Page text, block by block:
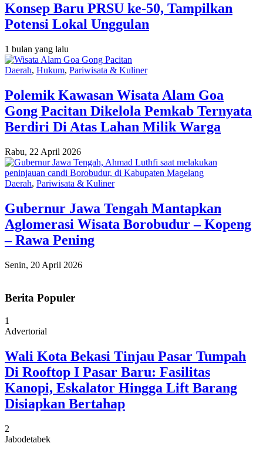
Konsep Baru PRSU ke-50, Tampilkan
Potensi Lokal Unggulan
1 bulan yang lalu
Daerah, Hukum, Pariwisata & Kuliner
Polemik Kawasan Wisata Alam Goa
Gong Pacitan Dikelola Pemkab Ternyata
Berdiri Di Atas Lahan Milik Warga
Rabu, 22 April 2026
Daerah, Pariwisata & Kuliner
Gubernur Jawa Tengah Mantapkan
Aglomerasi Wisata Borobudur – Kopeng
– Rawa Pening
Senin, 20 April 2026
Berita Populer
1
Advertorial
Wali Kota Bekasi Tinjau Pasar Tumpah
Di Rooftop I Pasar Baru: Fasilitas
Kanopi, Eskalator Hingga Lift Barang
Disiapkan Bertahap
2
Jabodetabek